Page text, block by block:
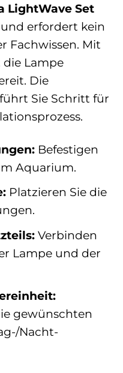
LightWave Set
erfordert kein
Fachwissen. Mit
Lampe
Die
Sie Schritt für
Befestigen
Aquarium.
Platzieren Sie die
Verbinden
Lampe und der
gewünschten
Nacht-